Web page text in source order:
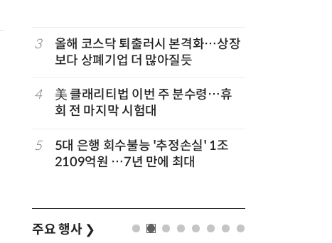
3
올해 코스닥 퇴출러시 본격화…상장
보다 상폐기업 더 많아질듯
4
美 클래리티법 이번 주 분수령…휴
회 전 마지막 시험대
5
5대 은행 회수불능 '추정손실' 1조
2109억원 …7년 만에 최대
주요 행사 ❯